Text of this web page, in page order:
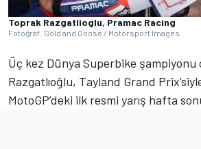
Toprak Razgatlioglu, Pramac Racing
Fotoğraf: Gold and Goose / Motorsport Images
Üç kez Dünya Superbike şampiyonu
Razgatlıoğlu, Tayland Grand
MotoGP’deki ilk resmi yarış hafta